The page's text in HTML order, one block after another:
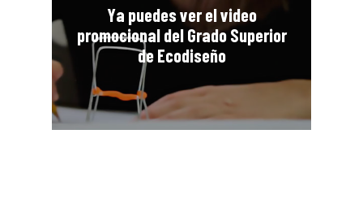
Ya puedes ver el video
promocional del Grado Superior
de Ecodiseño